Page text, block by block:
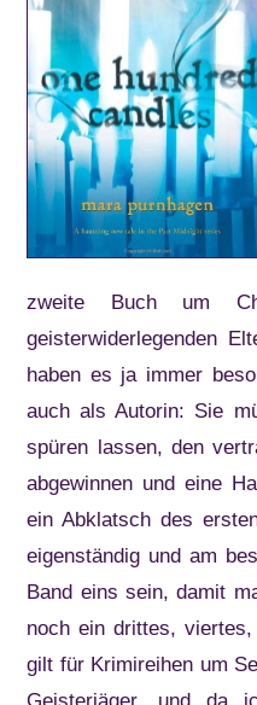
zweite Buch um
geisterwiderlegenden
haben es ja immer
auch als Autorin: Sie
spüren lassen, den
abgewinnen und eine
ein Abklatsch des
eigenständig und am
Band eins sein, damit
noch ein drittes,
gilt für Krimireihen um